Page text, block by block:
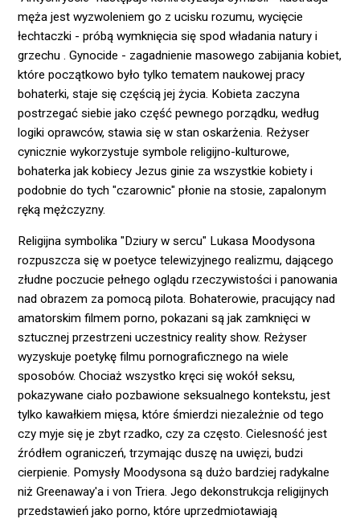
męża jest wyzwoleniem go z ucisku rozumu, wycięcie
łechtaczki - próbą wymknięcia się spod władania natury i
grzechu . Gynocide - zagadnienie masowego zabijania kobiet,
które początkowo było tylko tematem naukowej pracy
bohaterki, staje się częścią jej życia. Kobieta zaczyna
postrzegać siebie jako część pewnego porządku, według
logiki oprawców, stawia się w stan oskarżenia. Reżyser
cynicznie wykorzystuje symbole religijno-kulturowe,
bohaterka jak kobiecy Jezus ginie za wszystkie kobiety i
podobnie do tych "czarownic" płonie na stosie, zapalonym
ręką mężczyzny.
Religijna symbolika "Dziury w sercu" Lukasa Moodysona
rozpuszcza się w poetyce telewizyjnego realizmu, dającego
złudne poczucie pełnego oglądu rzeczywistości i panowania
nad obrazem za pomocą pilota. Bohaterowie, pracujący nad
amatorskim filmem porno, pokazani są jak zamknięci w
sztucznej przestrzeni uczestnicy reality show. Reżyser
wyzyskuje poetykę filmu pornograficznego na wiele
sposobów. Chociaż wszystko kręci się wokół seksu,
pokazywane ciało pozbawione seksualnego kontekstu, jest
tylko kawałkiem mięsa, które śmierdzi niezależnie od tego
czy myje się je zbyt rzadko, czy za często. Cielesność jest
źródłem ograniczeń, trzymając duszę na uwięzi, budzi
cierpienie. Pomysły Moodysona są dużo bardziej radykalne
niż Greenaway'a i von Triera. Jego dekonstrukcja religijnych
przedstawień jako porno, które uprzedmiotawiają